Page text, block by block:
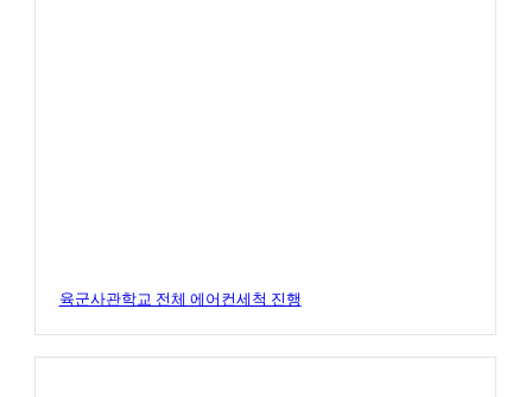
육군사관학교 전체 에어컨세척 진행